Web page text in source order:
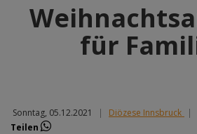
für
Sonntag, 05.12.2021 | Diözese Innsbruck |
Teilen